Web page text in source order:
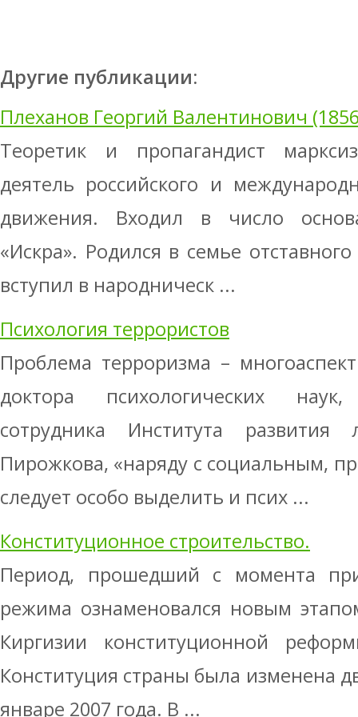
Другие публикации:
Плеханов Георгий Валентинович
Теоретик и пропагандист
деятель российского и
движения. Входил в число
«Искра». Родился в семье
вступил в народническ ...
Психология террористов
Проблема терроризма –
доктора психологических
сотрудника Института
Пирожкова, «наряду с социальным,
следует особо выделить и псих ...
Конституционное строительство.
Период, прошедший с момента
режима ознаменовался новым
Киргизии конституционной
Конституция страны была изменена
январе 2007 года. В ...